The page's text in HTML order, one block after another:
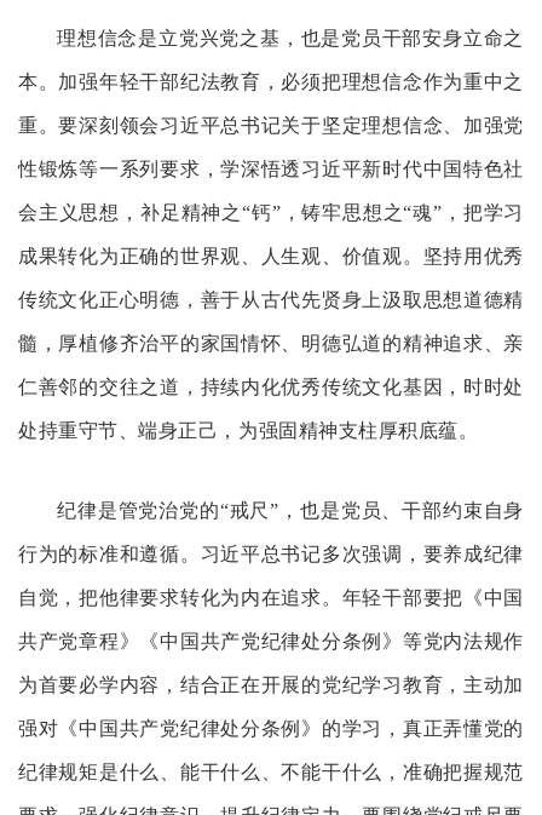
理想信念是立党兴党之基，也是党员干部安身立命之
本。加强年轻干部纪法教育，必须把理想信念作为重中之
重。要深刻领会习近平总书记关于坚定理想信念、加强党
性锻炼等一系列要求，学深悟透习近平新时代中国特色社
会主义思想，补足精神之“钙”，铸牢思想之“魂”，把学习
成果转化为正确的世界观、人生观、价值观。坚持用优秀
传统文化正心明德，善于从古代先贤身上汲取思想道德精
髓，厚植修齐治平的家国情怀、明德弘道的精神追求、亲
仁善邻的交往之道，持续内化优秀传统文化基因，时时处
处持重守节、端身正己，为强固精神支柱厚积底蕴。
纪律是管党治党的“戒尺”，也是党员、干部约束自身
行为的标准和遵循。习近平总书记多次强调，要养成纪律
自觉，把他律要求转化为内在追求。年轻干部要把《中国
共产党章程》《中国共产党纪律处分条例》等党内法规作
为首要必学内容，结合正在开展的党纪学习教育，主动加
强对《中国共产党纪律处分条例》的学习，真正弄懂党的
纪律规矩是什么、能干什么、不能干什么，准确把握规范